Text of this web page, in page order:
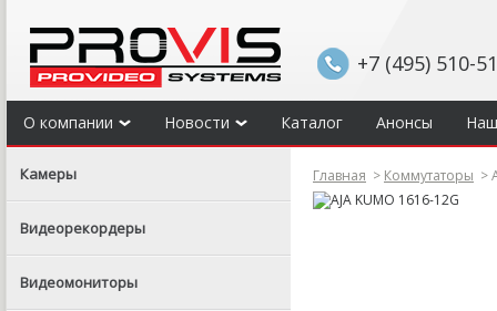
+7 (495) 510-
О компании Новости Каталог Анонсы
Камеры
Видеорекордеры
Видеомониторы
Главная > Коммутаторы >